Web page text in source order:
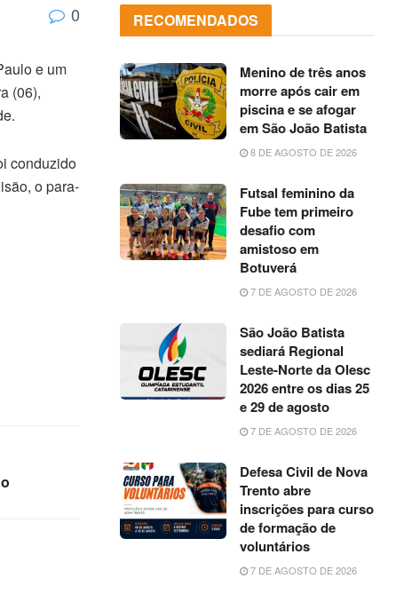
0
e um
(06),
conduzido
o para-
RECOMENDADOS
Menino de três anos
morre após cair em
piscina e se afogar
em São João Batista
8 DE AGOSTO DE 2026
Futsal feminino da
Fube tem primeiro
desafio com
amistoso em
Botuverá
7 DE AGOSTO DE 2026
São João Batista
sediará Regional
Leste-Norte da Olesc
2026 entre os dias 25
e 29 de agosto
7 DE AGOSTO DE 2026
Defesa Civil de Nova
Trento abre
inscrições para curso
de formação de
voluntários
7 DE AGOSTO DE 2026